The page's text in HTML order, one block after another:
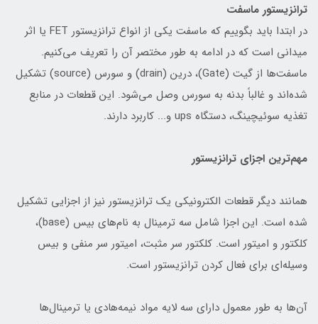
ترانزیستور ماسفت
در ابتدا باید بگوییم که ماسفت یکی از انواع ترانزیستور FET یا اثر
میدانی است که در ادامه به طور مختصر آن را تعریف می‌کنیم.
ماسفت‌ها از گیت (Gate)، درین (drain) و سورس (source) تشکیل
شده‌اند و غالباً بدنه به سورس وصل می‌شود. این قطعات در منابع
تغذیه سوئیچینگ، دستگاه ups‌ و... کاربرد دارند.
مهم‌ترین اجزای ترانزیستور
همانند دیگر قطعات الکترونیکی یک ترانزیستور نیز از اجزایی تشکیل
شده است. این اجزا شامل سه ترمینال به نام‌های بیس (base)،
کلکتور و امیتور است. کلکتور سر مثبت، امیتور سر منفی و بیس
وسیله‌ای برای فعال کردن ترانزیستور است.
آن‌ها به طور معمول دارای سه لایه مواد نیمه‌هادی یا ترمینال‌ها